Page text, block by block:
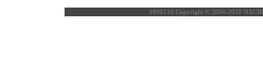
1896110 Copyright © 2004-2010